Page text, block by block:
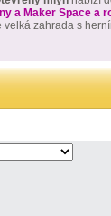
a Maker Space a
velká zahrada s